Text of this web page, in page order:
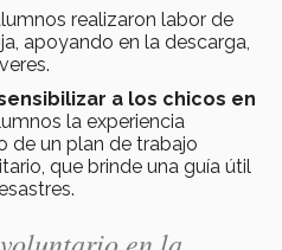
realizaron labor de
apoyando en la descarga,
a los chicos en
la experiencia
de un plan de trabajo
que brinde una guía útil